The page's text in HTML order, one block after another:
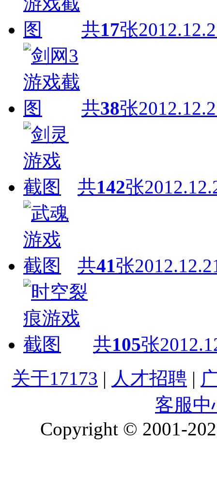
共17张
共38张
共142张
共41张
共105张
关于17173 | 人才招聘 |
客服中
Copyright © 2001-